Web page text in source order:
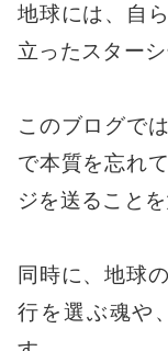
地球には、自
立ったスターシ
このブログで
で本質を忘れ
ジを送ること
同時に、地球
行を選ぶ魂や